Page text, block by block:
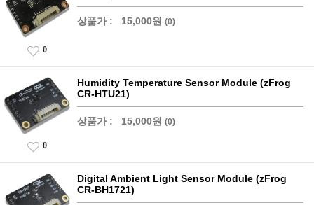
상품가 : 15,000원 (0)
0
Humidity Temperature Sensor Module (zFrog
CR-HTU21)
상품가 : 15,000원 (0)
0
Digital Ambient Light Sensor Module (zFrog
CR-BH1721)